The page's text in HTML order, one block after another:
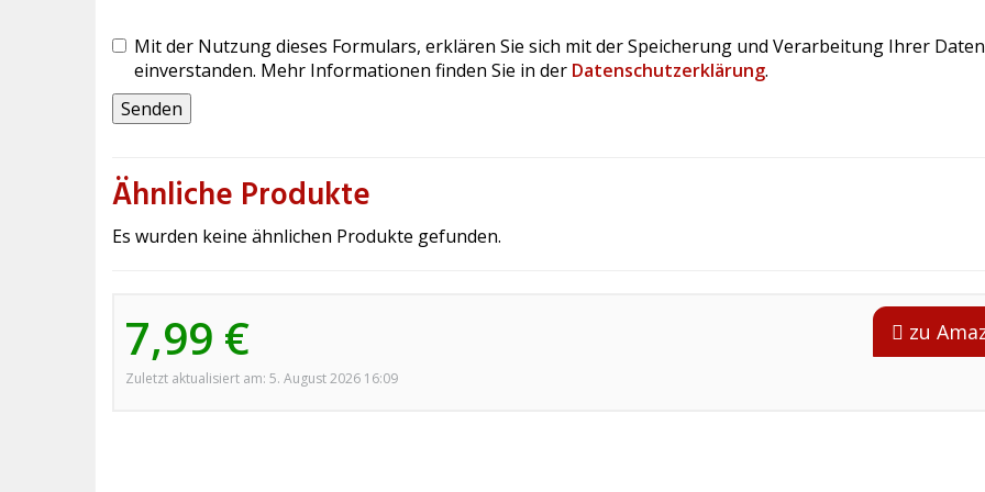
Mit der Nutzung dieses Formulars, erklären Sie sich mit der Speicherung und Verarbeitung Ihrer Daten
einverstanden. Mehr Informationen finden Sie in der Datenschutzerklärung.
Ähnliche Produkte
Es wurden keine ähnlichen Produkte gefunden.
7,99 €
Zuletzt aktualisiert am: 5. August 2026 16:09
zu